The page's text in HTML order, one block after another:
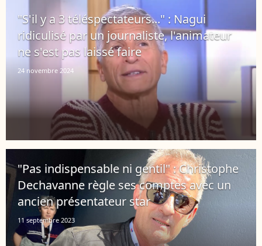
"S'il y a 3 téléspectateurs..." : Nagui
ridiculisé par un journaliste, l'animateur
ne s'est pas laissé faire
24 novembre 2024
"Pas indispensable ni gentil" : Christophe
Dechavanne règle ses comptes avec un
ancien présentateur star
11 septembre 2023